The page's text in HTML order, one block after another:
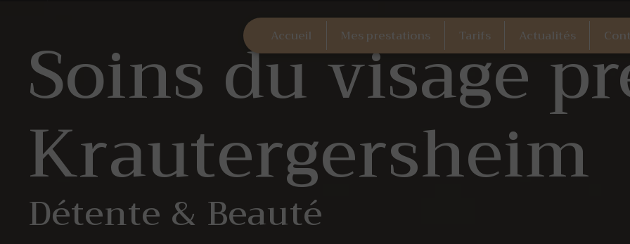
Accueil Mes prestations Tarifs Actualités
Soins du visage
Krautergersheim
Détente & Beauté